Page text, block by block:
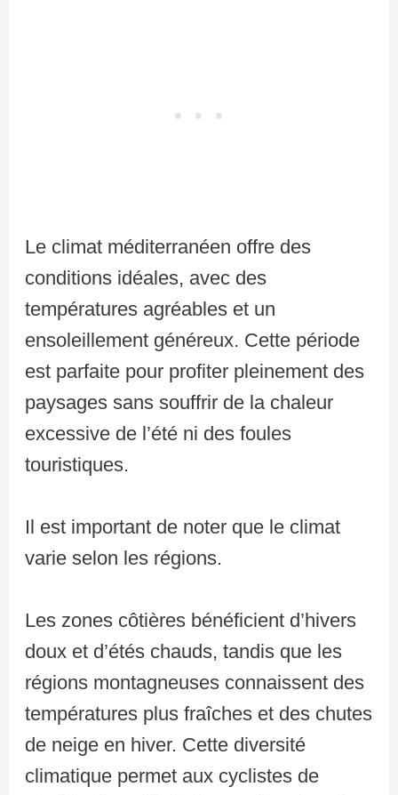
Le climat méditerranéen offre des
conditions idéales, avec des
températures agréables et un
ensoleillement généreux. Cette période
est parfaite pour profiter pleinement des
paysages sans souffrir de la chaleur
excessive de l’été ni des foules
touristiques.
Il est important de noter que le climat
varie selon les régions.
Les zones côtières bénéficient d’hivers
doux et d’étés chauds, tandis que les
régions montagneuses connaissent des
températures plus fraîches et des chutes
de neige en hiver. Cette diversité
climatique permet aux cyclistes de